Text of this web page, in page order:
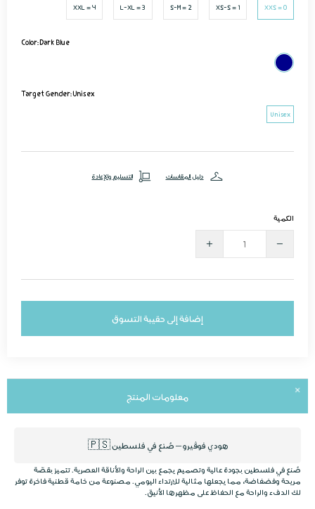
0 = XXS
1 = XS-S
2 = S-M
3 = L-XL
4 = XXL
Color:Dark Blue
Target Gender:Unisex
Unisex
دليل المقاسات التسليم والإعادة
الكمية
إضافة إلى حقيبة التسوق
معلومات المنتج
هودي فوڤيرو – صُنع في فلسطين 🇵🇸
صُنع في فلسطين بجودة عالية وتصميم يجمع بين الراحة والأناقة العصرية . تتميز بقصّة
مريحة وفضفاضة، مما يجعلها مثالية للارتداء اليومي. مصنوعة من خامة قطنية فاخرةتوفر
لك الدفء والراحة مع الحفاظ على مظهرها الأنيق.